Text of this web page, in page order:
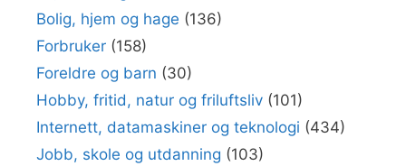
Bolig, hjem og hage (136)
Forbruker (158)
Foreldre og barn (30)
Hobby, fritid, natur og friluftsliv (101)
Internett, datamaskiner og teknologi (434)
Jobb, skole og utdanning (103)